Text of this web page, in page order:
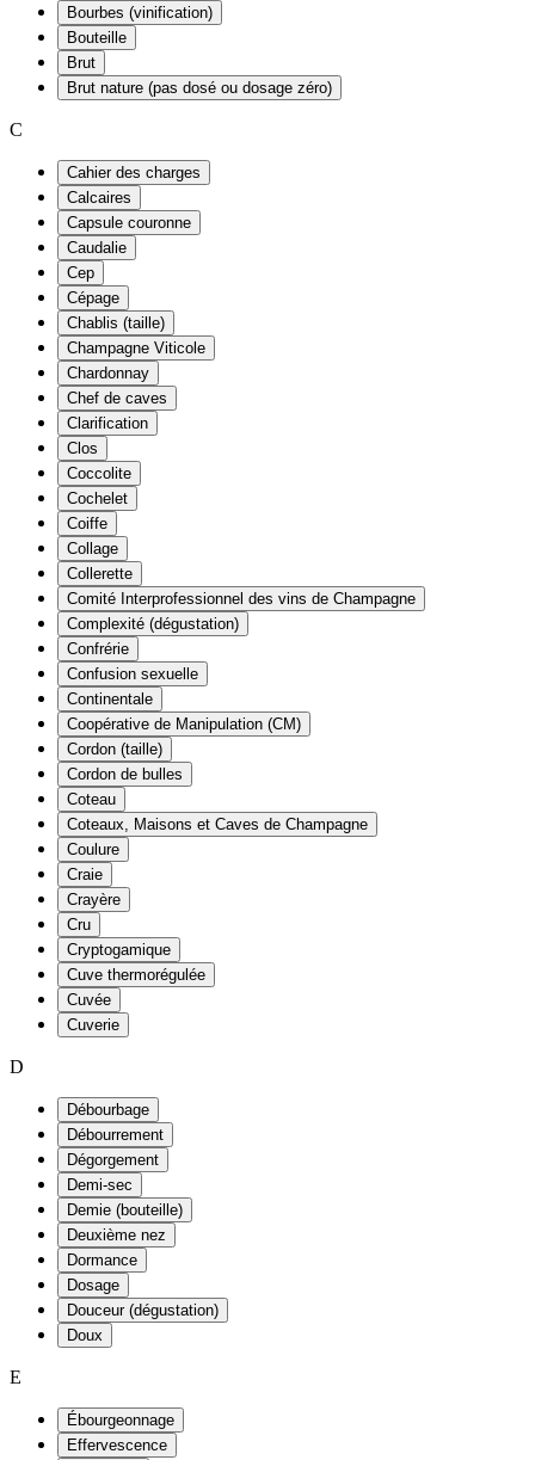
Bourbes (vinification)
Bouteille
Brut
Brut nature (pas dosé ou dosage zéro)
C
Cahier des charges
Calcaires
Capsule couronne
Caudalie
Cep
Cépage
Chablis (taille)
Champagne Viticole
Chardonnay
Chef de caves
Clarification
Clos
Coccolite
Cochelet
Coiffe
Collage
Collerette
Comité Interprofessionnel des vins de Champagne
Complexité (dégustation)
Confrérie
Confusion sexuelle
Continentale
Coopérative de Manipulation (CM)
Cordon (taille)
Cordon de bulles
Coteau
Coteaux, Maisons et Caves de Champagne
Coulure
Craie
Crayère
Cru
Cryptogamique
Cuve thermorégulée
Cuvée
Cuverie
D
Débourbage
Débourrement
Dégorgement
Demi-sec
Demie (bouteille)
Deuxième nez
Dormance
Dosage
Douceur (dégustation)
Doux
E
Ébourgeonnage
Effervescence